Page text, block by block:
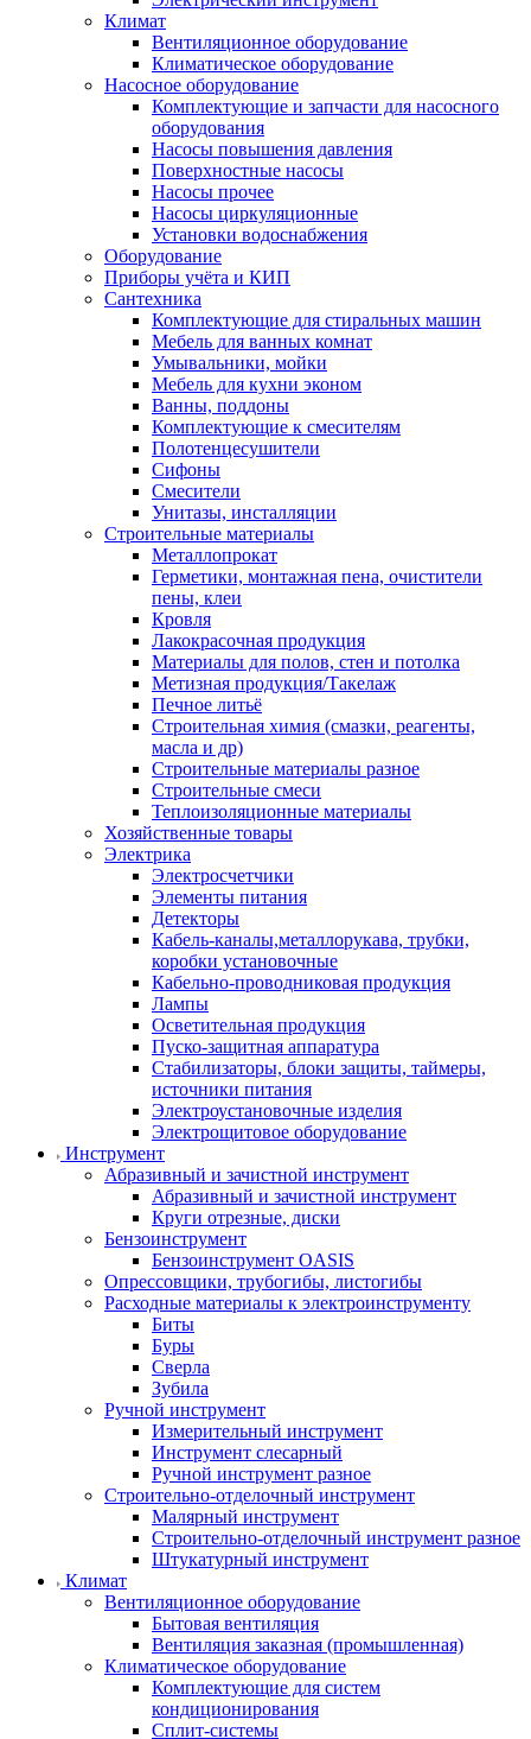
Климат
Вентиляционное оборудование
Климатическое оборудование
Насосное оборудование
Комплектующие и запчасти для насосного
оборудования
Насосы повышения давления
Поверхностные насосы
Насосы прочее
Насосы циркуляционные
Установки водоснабжения
Оборудование
Приборы учёта и КИП
Сантехника
Комплектующие для стиральных машин
Мебель для ванных комнат
Умывальники, мойки
Мебель для кухни эконом
Ванны, поддоны
Комплектующие к смесителям
Полотенцесушители
Сифоны
Смесители
Унитазы, инсталляции
Строительные материалы
Металлопрокат
Герметики, монтажная пена, очистители
пены, клеи
Кровля
Лакокрасочная продукция
Материалы для полов, стен и потолка
Метизная продукция/Такелаж
Печное литьё
Строительная химия (смазки, реагенты,
масла и др)
Строительные материалы разное
Строительные смеси
Теплоизоляционные материалы
Хозяйственные товары
Электрика
Электросчетчики
Элементы питания
Детекторы
Кабель-каналы,металлорукава, трубки,
коробки установочные
Кабельно-проводниковая продукция
Лампы
Осветительная продукция
Пуско-защитная аппаратура
Стабилизаторы, блоки защиты, таймеры,
источники питания
Электроустановочные изделия
Электрощитовое оборудование
Инструмент
Абразивный и зачистной инструмент
Абразивный и зачистной инструмент
Круги отрезные, диски
Бензоинструмент
Бензоинструмент OASIS
Опрессовщики, трубогибы, листогибы
Расходные материалы к электроинструменту
Биты
Буры
Сверла
Зубила
Ручной инструмент
Измерительный инструмент
Инструмент слесарный
Ручной инструмент разное
Строительно-отделочный инструмент
Малярный инструмент
Строительно-отделочный инструмент разное
Штукатурный инструмент
Климат
Вентиляционное оборудование
Бытовая вентиляция
Вентиляция заказная (промышленная)
Климатическое оборудование
Комплектующие для систем
кондиционирования
Сплит-системы